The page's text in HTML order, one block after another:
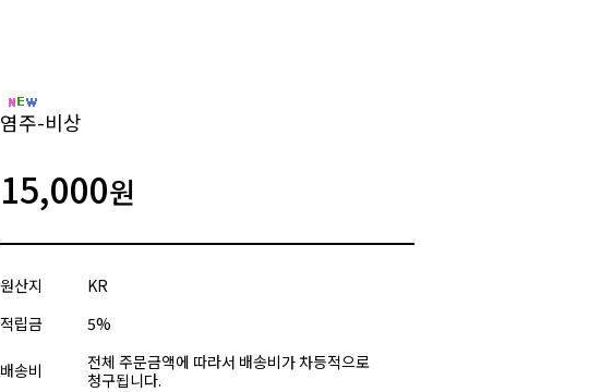
염주-비상
15,000원
원산지
KR
적립금
5%
배송비
전체 주문금액에 따라서 배송비가 차등적으로
청구됩니다.